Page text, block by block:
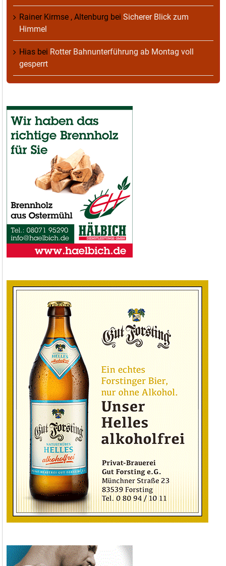
Rainer Kirmse , Altenburg bei Sicherer Blick zum
Himmel
Hias bei Rotter Bahnunterführung ab Montag voll
gesperrt